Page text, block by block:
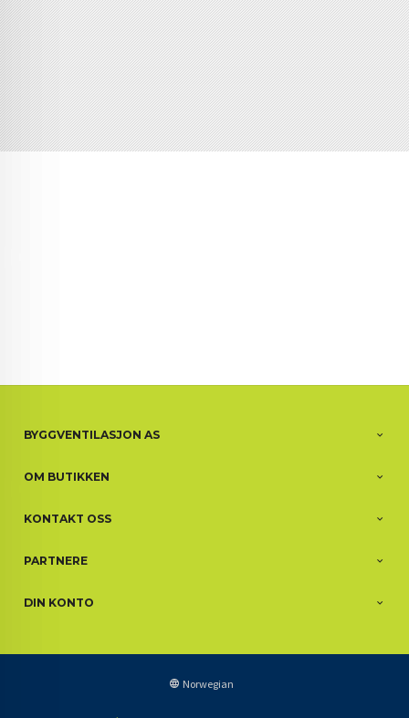
BYGGVENTILASJON AS
OM BUTIKKEN
KONTAKT OSS
PARTNERE
DIN KONTO
Norwegian